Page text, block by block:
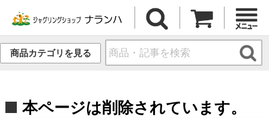
商品カテゴリを見る
本ページは削除されています。